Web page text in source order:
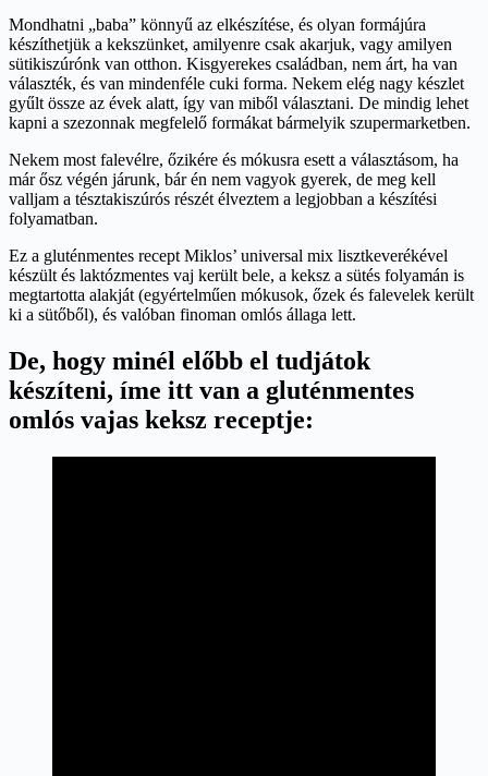
Mondhatni „baba” könnyű az elkészítése, és olyan formájúra
készíthetjük a kekszünket, amilyenre csak akarjuk, vagy amilyen
sütikiszúrónk van otthon. Kisgyerekes családban, nem árt, ha van
választék, és van mindenféle cuki forma. Nekem elég nagy készlet
gyűlt össze az évek alatt, így van miből választani. De mindig lehet
kapni a szezonnak megfelelő formákat bármelyik szupermarketben.
Nekem most falevélre, őzikére és mókusra esett a választásom, ha
már ősz végén járunk, bár én nem vagyok gyerek, de meg kell
valljam a tésztakiszúrós részét élveztem a legjobban a készítési
folyamatban.
Ez a gluténmentes recept Miklos’ universal mix lisztkeverékével
készült és laktózmentes vaj került bele, a keksz a sütés folyamán is
megtartotta alakját (egyértelműen mókusok, őzek és falevelek került
ki a sütőből), és valóban finoman omlós állaga lett.
De, hogy minél előbb el tudjátok
készíteni, íme itt van a gluténmentes
omlós vajas keksz receptje: